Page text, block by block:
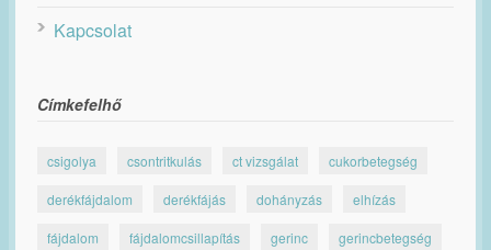
Kapcsolat
Címkefelhő
csigolya csontritkulás ct vizsgálat cukorbetegség
derékfájdalom derékfájás dohányzás elhízás
fájdalom fájdalomcsillapítás gerinc gerincbetegség